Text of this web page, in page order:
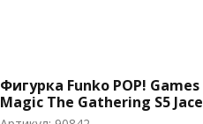
Фигурка Funko POP! Games
Magic The Gathering S5 Jace
(1166)